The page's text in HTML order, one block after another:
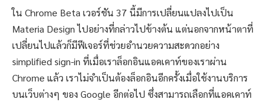
ใน Chrome Beta เวอร์ชัน 37 นี้มีการเปลี่ยนแปลงไปเป็น
Materia Design ไปอย่างที่กล่าวไปข้างต้น แต่นอกจากหน้าตาที่
เปลี่ยนไปแล้วก็มีฟีเจอร์ที่ช่วยอำนวยความสะดวกอย่าง
simplified sign-in ที่เมื่อเราล็อกอินแอคเคาท์ของเราผ่าน
Chrome แล้ว เราไม่จำเป็นต้องล็อกอินอีกครั้งเมื่อใช้งานบริการ
บนเว็บต่างๆ ของ Google อีกต่อไป ซึ่งสามารถเลือกที่แอคเคาท์